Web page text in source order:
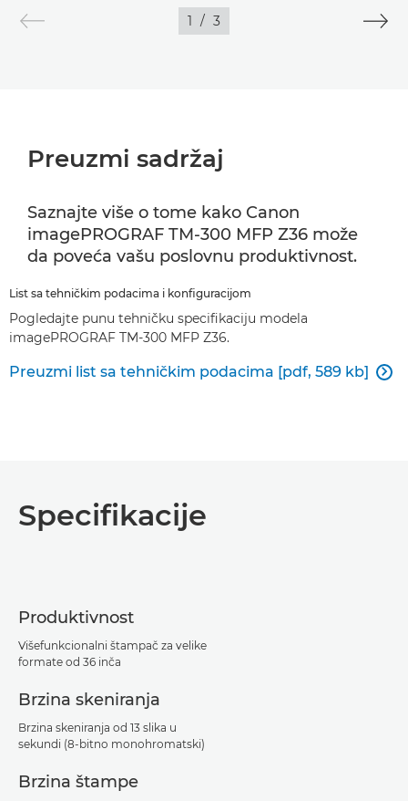
1 / 3
Preuzmi sadržaj
Saznajte više o tome kako Canon
imagePROGRAF TM-300 MFP Z36 može
da poveća vašu poslovnu produktivnost.
List sa tehničkim podacima i konfiguracijom
Pogledajte punu tehničku specifikaciju modela
imagePROGRAF TM-300 MFP Z36.
Preuzmi list sa tehničkim podacima [pdf, 589 kb] 
Specifikacije
Produktivnost
Višefunkcionalni štampač za velike
formate od 36 inča
Brzina skeniranja
Brzina skeniranja od 13 slika u
sekundi (8-bitno monohromatski)
Brzina štampe